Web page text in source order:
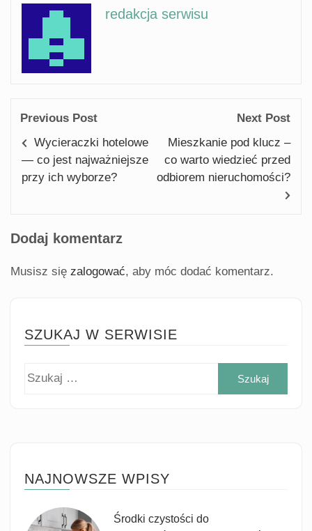
redakcja serwisu
Previous Post
Wycieraczki hotelowe
— co jest najważniejsze
przy ich wyborze?
Next Post
Mieszkanie pod klucz –
co warto wiedzieć przed
odbiorem nieruchomości?
Dodaj komentarz
Musisz się zalogować, aby móc dodać komentarz.
SZUKAJ W SERWISIE
NAJNOWSZE WPISY
Środki czystości do